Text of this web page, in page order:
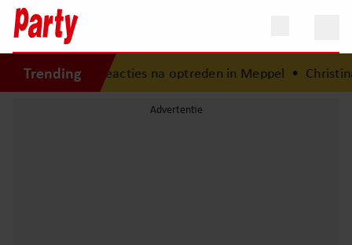
Trending
reacties na optreden in Meppel• Christina Curry